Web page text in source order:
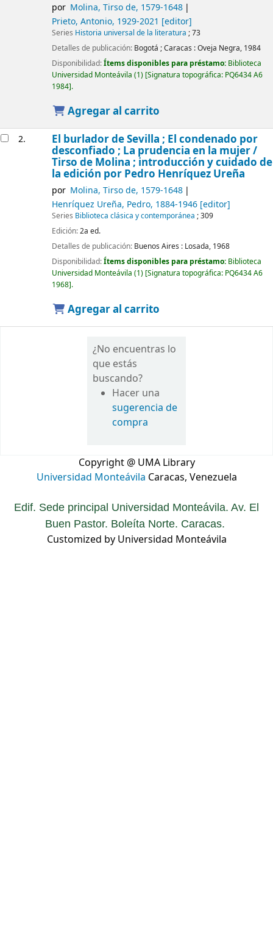
por Molina, Tirso de, 1579-1648
Prieto, Antonio, 1929-2021 [editor]
Series Historia universal de la literatura ; 73
Detalles de publicación: Bogotá ; Caracas :Oveja Negra, 1984
Disponibilidad:Ítems disponibles para préstamo: Biblioteca
Universidad Monteávila (1) Signatura topográfica: PQ6434 A6
1984 .
Agregar al carrito
2. El burlador de Sevilla ; El condenado por
desconfiado ; La prudencia en la mujer /
Tirso de Molina ; introducción y cuidado de
la edición por Pedro Henríquez Ureña
por Molina, Tirso de, 1579-1648
Henríquez Ureña, Pedro, 1884-1946[editor]
Series Biblioteca clásica y contemporánea ; 309
Edición:2a ed.
Detalles de publicación: Buenos Aires : Losada, 1968
Disponibilidad:Ítems disponibles para préstamo: Biblioteca
Universidad Monteávila (1) Signatura topográfica: PQ6434 A6
1968 .
Agregar al carrito
¿No encuentras lo
que estás
buscando?
Hacer una
sugerencia de
compra
Copyright @ UMA Library
Universidad Monteávila Caracas, Venezuela
Edif. Sede principal Universidad Monteávila. Av. El
Buen Pastor. Boleíta Norte. Caracas.
Customized by Universidad Monteávila